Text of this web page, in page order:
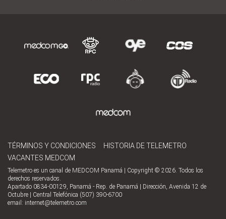
TÉRMINOS Y CONDICIONES
HISTORIA DE TELEMETRO
VACANTES MEDCOM
Telemetro es un canal de MEDCOM Panamá | Copyright © 2026. Todos los
derechos reservados.
Apartado 0834-00129, Panamá - Rep. de Panamá | Dirección, Avenida 12 de
Octubre | Central Telefónica (507) 390-6700
email: internet@telemetro.com